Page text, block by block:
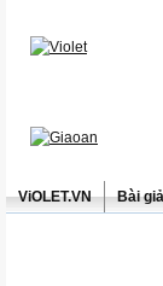
ViOLET.VN Bài